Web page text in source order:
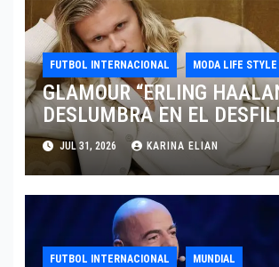
FUTBOL INTERNACIONAL MODA LIFE STYLE
GLAMOUR “ERLING
DESLUMBRA EN EL
SARTORIA DE DOLCE &
TRAS EL MUNDIAL 2026
JUL 31, 2026 KARINA ELIAN
FUTBOL INTERNACIONAL MUNDIAL